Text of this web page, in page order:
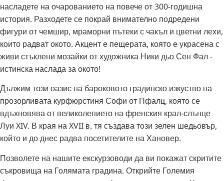
насладете на очарованието на повече от 300-годишна
история. Разходете се покрай внимателно подредени
фигури от чемшир, мраморни пътеки с чакъл и цветни лехи,
които радват окото. Акцент е пещерата, която е украсена с
живи стъклени мозайки от художника Ники дьо Сен Фал -
истинска наслада за окото!
Дължим този оазис на бароковото градинско изкуство на
прозорливата курфюрстиня Софи от Пфалц, която се
вдъхновява от великолепието на френския крал-слънце
Луи XIV. В края на XVII в. тя създава този зелен шедьовър,
който и до днес радва посетителите на Хановер.
Позволете на нашите екскурзоводи да ви покажат скритите
съкровища на Голямата градина. Открийте Големия